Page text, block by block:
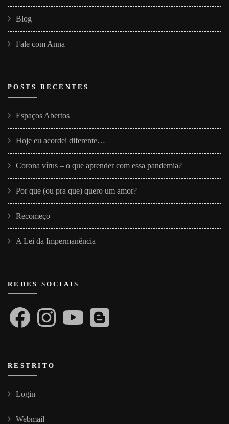
Blog
Fale com Anna
POSTS RECENTES
Espaços Abertos
Hoje eu acordei diferente…
Corona vírus – o que aprender com essa pandemia?
Por que (ou pra que) quero um amor?
Recomeço
A Lei da Impermanência
REDES SOCIAIS
FacebookInstagramYouTube Blogger
RESTRITO
Login
Webmail